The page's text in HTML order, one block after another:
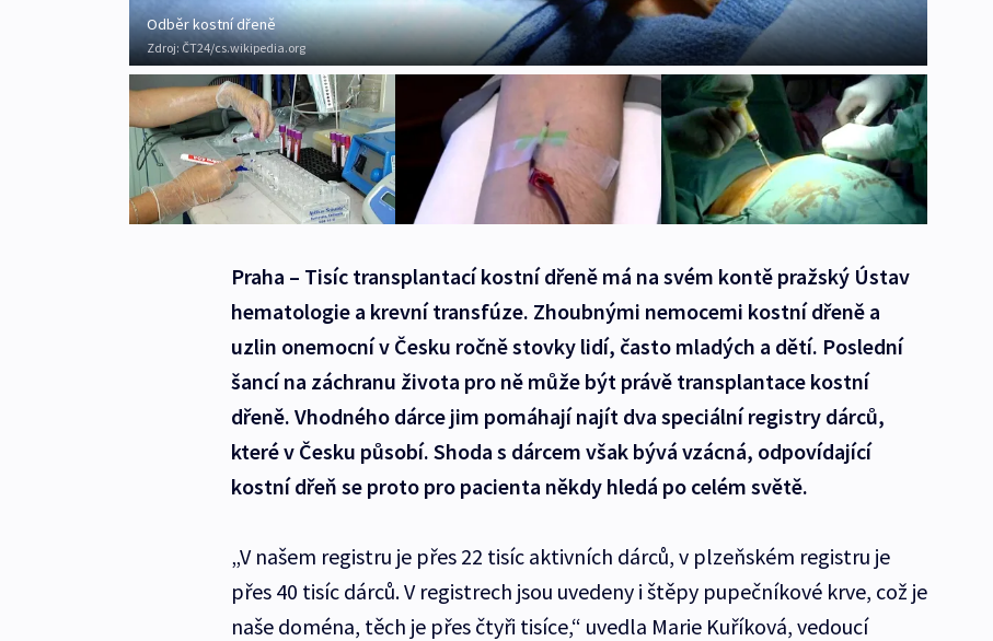
Odběr kostní dřeně
Zdroj:ČT24/cs.wikipedia.org
Praha – Tisíc transplantací kostní dřeně má na svém kontě pražský Ústav
hematologie a krevní transfúze. Zhoubnými nemocemi kostní dřeně a
uzlin onemocní v Česku ročně stovky lidí, často mladých a dětí. Poslední
šancí na záchranu života pro ně může být právě transplantace kostní
dřeně. Vhodného dárce jim pomáhají najít dva speciální registry dárců,
které v Česku působí. Shoda s dárcem však bývá vzácná, odpovídající
kostní dřeň se proto pro pacienta někdy hledá po celém světě.
„V našem registru je přes 22 tisíc aktivních dárců, v plzeňském registru je
přes 40 tisíc dárců. V registrech jsou uvedeny i štěpy pupečníkové krve, což je
naše doména, těch je přes čtyři tisíce,“ uvedla Marie Kuříková, vedoucí